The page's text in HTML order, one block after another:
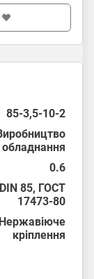
85-3,5-10-2
обладнання
0.6
DIN 85, ГОСТ
17473-80
Нержавіюче
кріплення